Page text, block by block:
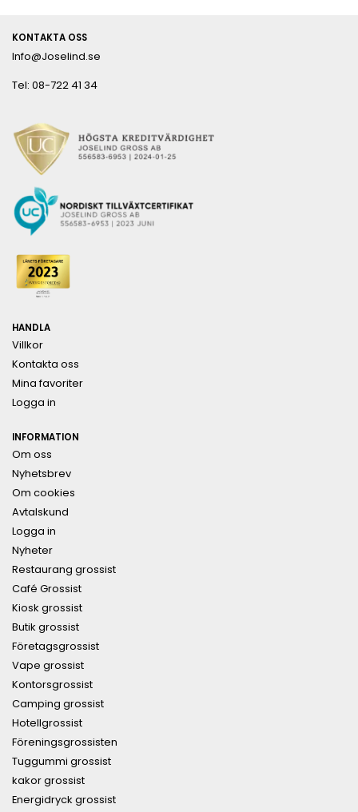
KONTAKTA OSS
Info@Joselind.se
Tel: 08-722 41 34
HANDLA
Villkor
Kontakta oss
Mina favoriter
Logga in
INFORMATION
Om oss
Nyhetsbrev
Om cookies
Avtalskund
Logga in
Nyheter
Restaurang grossist
Café Grossist
Kiosk grossist
Butik grossist
Företagsgrossist
Vape grossist
Kontorsgrossist
Camping grossist
Hotellgrossist
Föreningsgrossisten
Tuggummi grossist
kakor grossist
Energidryck grossist